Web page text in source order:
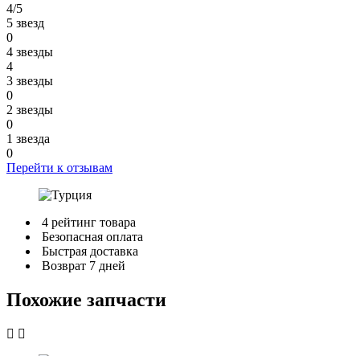
4/5
5 звезд
0
4 звезды
4
3 звезды
0
2 звезды
0
1 звезда
0
Перейти к отзывам
4 рейтинг товара
Безопасная оплата
Быстрая доставка
Возврат 7 дней
Похожие запчасти